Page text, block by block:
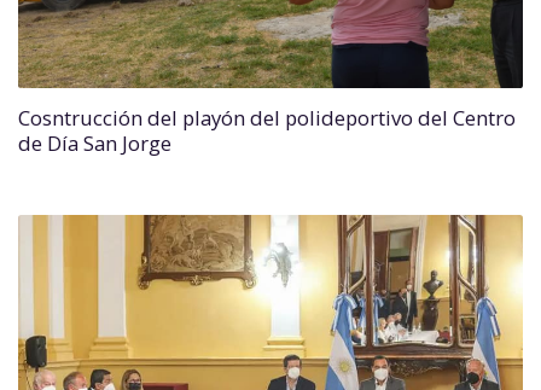
Cosntrucción del playón del polideportivo del Centro
de Día San Jorge